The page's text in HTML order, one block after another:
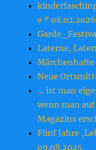
e * o8.o2.2o26
Laterne,
Märchenhafte
Neue
… ist man
wenn man
Magazins
Fünf Jahre
o9.o8.2o25